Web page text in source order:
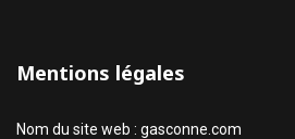
Mentions légales
Nom du site web : gasconne.com